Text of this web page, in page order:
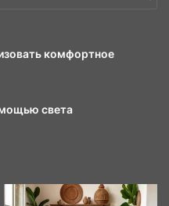
комфортное
света